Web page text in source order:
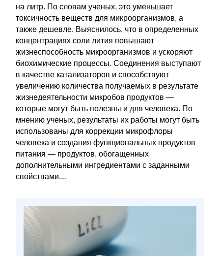
на литр. По словам ученых, это уменьшает
токсичность веществ для микроорганизмов, а
также дешевле. Выяснилось, что в определенных
концентрациях соли лития повышают
жизнеспособность микроорганизмов и ускоряют
биохимические процессы. Соединения выступают
в качестве катализаторов и способствуют
увеличению количества получаемых в результате
жизнедеятельности микробов продуктов —
которые могут быть полезны и для человека. По
мнению ученых, результаты их работы могут быть
использованы для коррекции микрофлоры
человека и создания функциональных продуктов
питания — продуктов, обогащенных
дополнительными ингредиентами с заданными
свойствами....